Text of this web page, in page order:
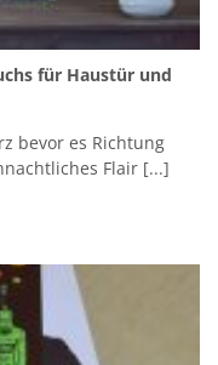
für Haustür und
bevor es Richtung
Flair [...]